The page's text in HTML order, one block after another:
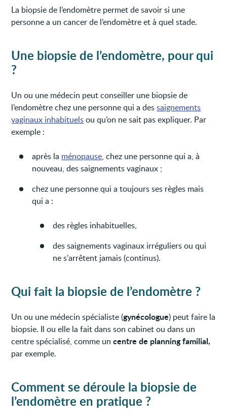
La biopsie de l’endomètre permet de savoir si une
personne a un cancer de l’endomètre et à quel stade.
Une biopsie de l’endomètre, pour qui
?
Un ou une médecin peut conseiller une biopsie de
l’endomètre chez une personne qui a dessaignements
vaginaux inhabituelsou qu’on ne sait pas expliquer. Par
exemple :
après la ménopause, chez une personne qui a, à
nouveau, des saignements vaginaux ;
chez une personne qui a toujours ses règles mais
qui a :
des règles inhabituelles,
des saignements vaginaux irréguliers ou qui
ne s’arrêtent jamais (continus).
Qui fait la biopsie de l’endomètre ?
Un ou une médecin spécialiste (gynécologue) peut faire la
biopsie. Il ou elle la fait dans son cabinet ou dans un
centre spécialisé, comme uncentre de planning familial,
par exemple.
Comment se déroule la biopsie de
l’endomètre en pratique ?